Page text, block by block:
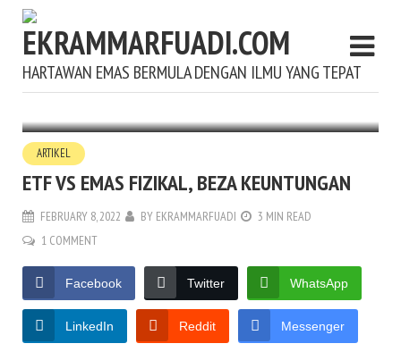
HARTAWAN EMAS BERMULA DENGAN ILMU YANG TEPAT
ARTIKEL
ETF VS EMAS FIZIKAL, BEZA KEUNTUNGAN
FEBRUARY 8, 2022 BY EKRAMMARFUADI
3 MIN READ
1 COMMENT
Facebook Twitter WhatsApp
LinkedIn Reddit Messenger